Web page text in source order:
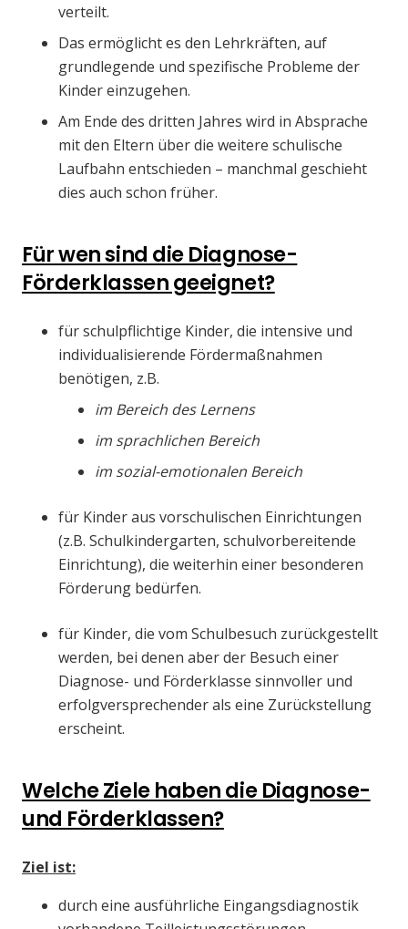
verteilt.
Das ermöglicht es den Lehrkräften, auf
grundlegende und spezifische Probleme der
Kinder einzugehen.
Am Ende des dritten Jahres wird in Ab­sprache
mit den Eltern über die wei­tere schulische
Laufbahn entschieden – manchmal geschieht
dies auch schon früher.
Für wen sind die Diagnose-
Förderklassen geeignet?
für schulpflichtige Kinder, die intensive und
individualisierende Fördermaßnahmen
benötigen, z.B.
im Bereich des Lernens
im sprachlichen Bereich
im sozial-emotionalen Bereich
für Kinder aus vorschulischen Einrichtungen
(z.B. Schulkindergarten, schulvorbereitende
Einrichtung), die weiterhin einer besonderen
Förderung bedürfen.
für Kinder, die vom Schulbesuch zurückgestellt
werden, bei denen aber der Besuch einer
Diagnose- und Förderklasse sinnvoller und
erfolgversprechender als eine Zurückstellung
erscheint.
Welche Ziele haben die Diagnose-
und Förderklassen?
Ziel ist:
durch eine ausführliche Eingangsdiagnostik